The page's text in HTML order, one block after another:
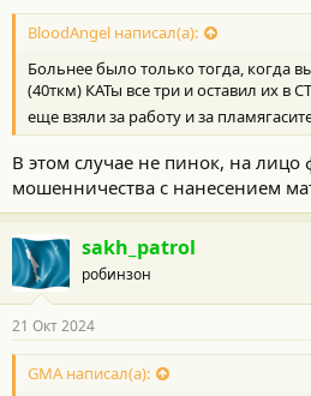
о
с
и
:
BloodAngel написал(а):
Больнее было только тогда, когда
(40ткм) КАТы все три и оставил их в
еще взяли за работу и за
В этом случае не пинок, на лицо
мошенничества с нанесением
sakh_patrol
робинзон
21 Окт 2024
GMA написал(а):